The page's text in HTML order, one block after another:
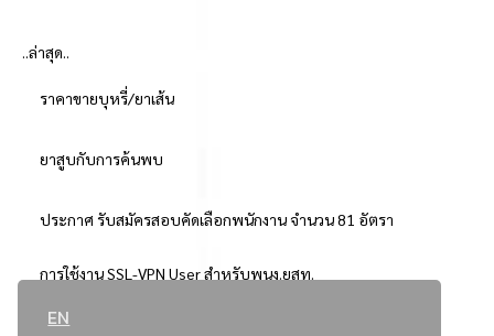
EN
..ล่าสุด..
ราคาขายบุหรี่/ยาเส้น
ยาสูบกับการค้นพบ
ประกาศ รับสมัครสอบคัดเลือกพนักงาน จำนวน 81 อัตรา
การใช้งาน SSL-VPN User สำหรับพนง.ยสท.